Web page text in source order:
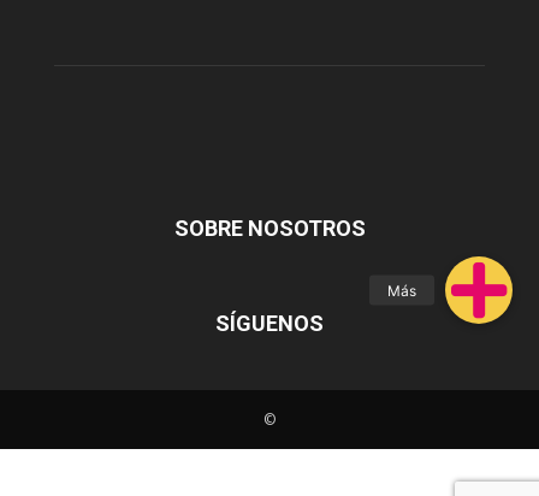
SOBRE NOSOTROS
SÍGUENOS
©